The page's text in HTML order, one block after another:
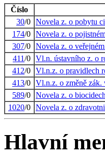
Číslo
30/0 Novela z. o pobytu
174/0 Novela z. o
307/0 Novela z. o
411/0 Vl.n. ústavního z. o
412/0 Vl.n.z. o pravidlech
413/0 Vl.n.z. o změně
589/0 Novela z. o
1020/0 Novela z. o
Hlavní